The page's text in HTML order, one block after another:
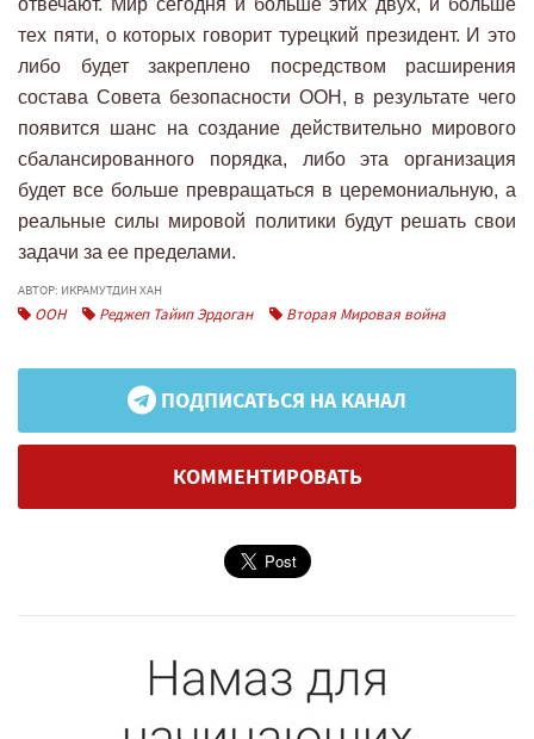
тех пяти, о которых говорит турецкий президент. И это
либо будет закреплено посредством расширения
состава Совета безопасности ООН, в результате чего
появится шанс на создание действительно мирового
сбалансированного порядка, либо эта организация
будет все больше превращаться в церемониальную, а
реальные силы мировой политики будут решать свои
задачи за ее пределами.
АВТОР: ИКРАМУТДИН ХАН
ООН Реджеп Тайип Эрдоган Вторая Мировая война
ПОДПИСАТЬСЯ НА КАНАЛ
КОММЕНТИРОВАТЬ